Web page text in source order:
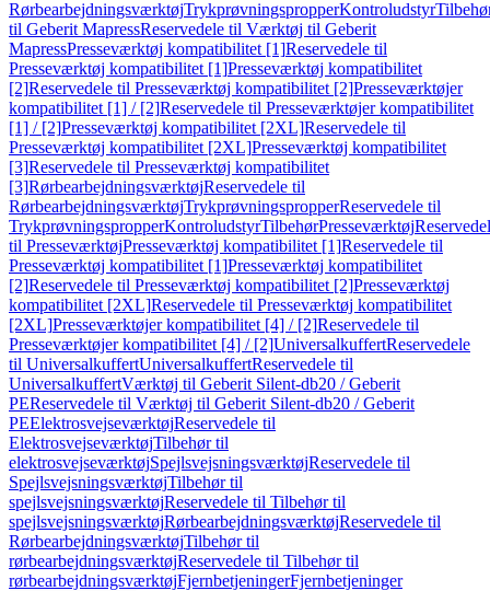
RørbearbejdningsværktøjTrykprøvningspropperKontroludstyr
til Geberit MapressReservedele til Værktøj til Geberit
MapressPresseværktøj kompatibilitet [1]Reservedele til
Presseværktøj kompatibilitet [1]Presseværktøj kompatibilitet
[2]Reservedele til Presseværktøj kompatibilitet [2]Presseværktøjer
kompatibilitet [1] / [2]Reservedele til Presseværktøjer kompatibilitet
[1] / [2]Presseværktøj kompatibilitet [2XL]Reservedele til
Presseværktøj kompatibilitet [2XL]Presseværktøj kompatibilitet
[3]Reservedele til Presseværktøj kompatibilitet
[3]RørbearbejdningsværktøjReservedele til
RørbearbejdningsværktøjTrykprøvningspropperReservedele til
TrykprøvningspropperKontroludstyrTilbehørPresseværktøj
til PresseværktøjPresseværktøj kompatibilitet [1]Reservedele til
Presseværktøj kompatibilitet [1]Presseværktøj kompatibilitet
[2]Reservedele til Presseværktøj kompatibilitet [2]Presseværktøj
kompatibilitet [2XL]Reservedele til Presseværktøj kompatibilitet
[2XL]Presseværktøjer kompatibilitet [4] / [2]Reservedele til
Presseværktøjer kompatibilitet [4] / [2]UniversalkuffertReservedele
til UniversalkuffertUniversalkuffertReservedele til
UniversalkuffertVærktøj til Geberit Silent-db20 / Geberit
PEReservedele til Værktøj til Geberit Silent-db20 / Geberit
PEElektrosvejseværktøjReservedele til
ElektrosvejseværktøjTilbehør til
elektrosvejseværktøjSpejlsvejsningsværktøjReservedele til
SpejlsvejsningsværktøjTilbehør til
spejlsvejsningsværktøjReservedele til Tilbehør til
spejlsvejsningsværktøjRørbearbejdningsværktøjReservedele til
RørbearbejdningsværktøjTilbehør til
rørbearbejdningsværktøjReservedele til Tilbehør til
rørbearbejdningsværktøjFjernbetjeningerFjernbetjeninger